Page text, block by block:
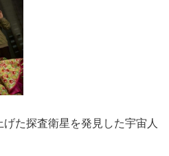
た探査衛星を発見した宇宙人